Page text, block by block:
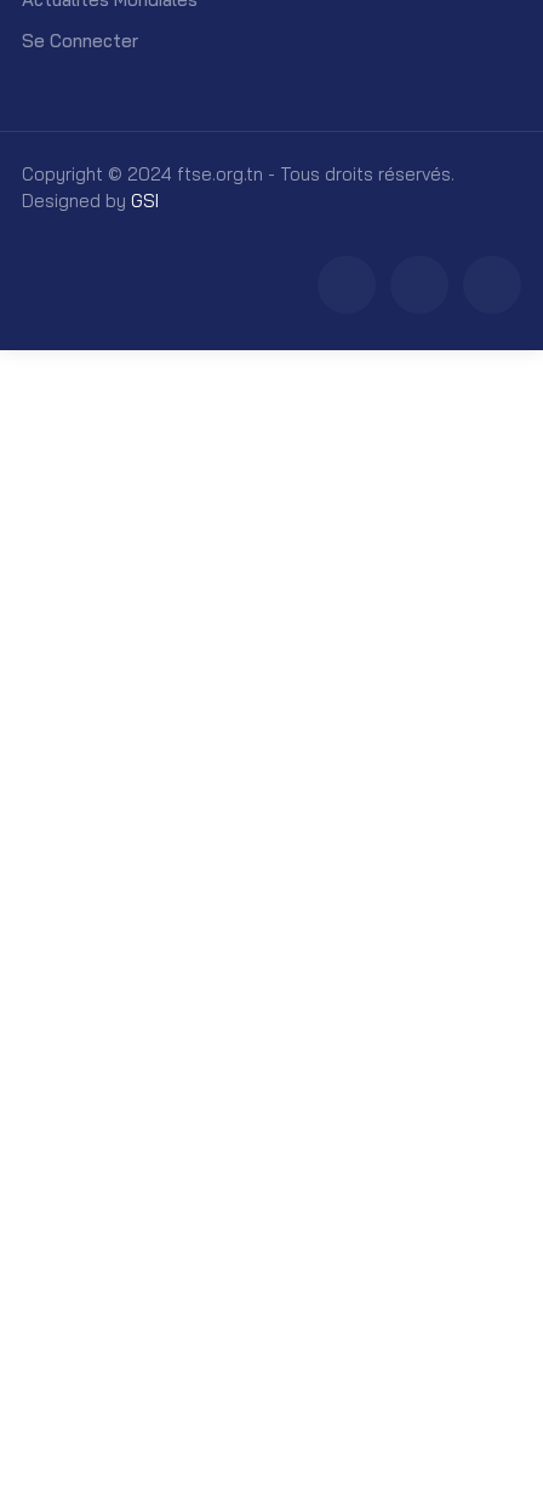
Se Connecter
Copyright © 2024 ftse.org.tn - Tous droits réservés.
Designed by GSI